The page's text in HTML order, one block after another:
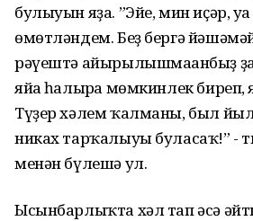
булыуын яҙа. ”Эйе, мин иҫәр,
өмөтләндем. Беҙ бергә
рәүештә айырылышмағанбыҙ
яйға һалырға мөмкинлек
Түҙер хәлем ҡалманы, был
никах тарҡалыуы буласаҡ!” -
менән бүлешә ул.
Ысынбарлыҡта хәл тап әсә